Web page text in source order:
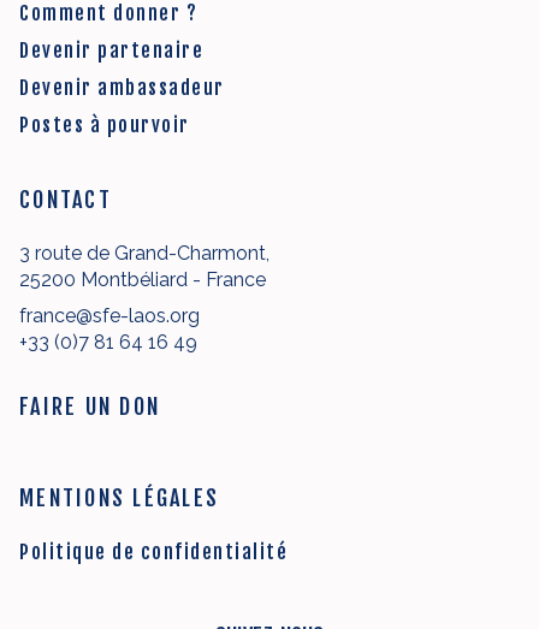
Comment donner ?
Devenir partenaire
Devenir ambassadeur
Postes à pourvoir
CONTACT
3 route de Grand-Charmont,
25200 Montbéliard - France
france@sfe-laos.org
+33 (0)7 81 64 16 49
FAIRE UN DON
MENTIONS LÉGALES
Politique de confidentialité